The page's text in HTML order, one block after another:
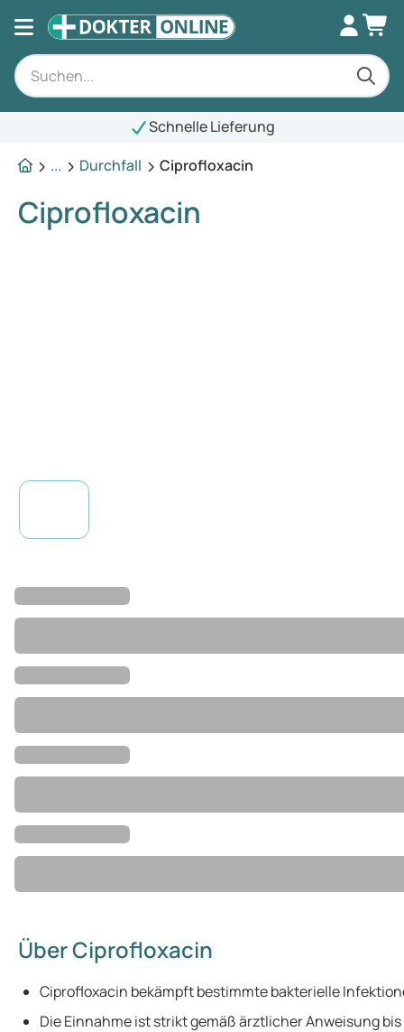
Schnelle Lieferung
...
Durchfall Ciprofloxacin
Ciprofloxacin
Über Ciprofloxacin
Ciprofloxacin bekämpft bestimmte bakterielle
Die Einnahme ist strikt gemäß ärztlicher Anweisung